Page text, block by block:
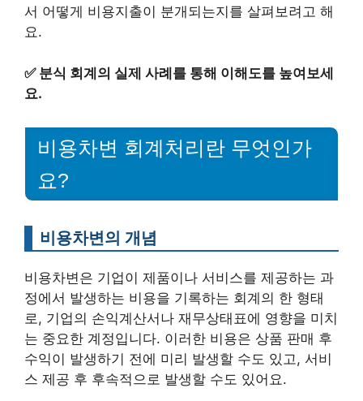
서 어떻게 비용지출이 분개되는지를 살펴보려고 해
요.
✅ 분식 회계의 실제 사례를 통해 이해도를 높여보세
요.
비용차변 회계처리란 무엇인가
요?
비용차변의 개념
비용차변은 기업이 제품이나 서비스를 제공하는 과
정에서 발생하는 비용을 기록하는 회계의 한 형태
로, 기업의 손익계산서나 재무상태표에 영향을 미치
는 중요한 계정입니다. 이러한 비용은 상품 판매 후
수익이 발생하기 전에 미리 발생할 수도 있고, 서비
스 제공 후 후속적으로 발생할 수도 있어요.